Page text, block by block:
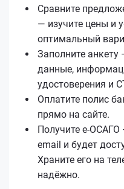
Сравните
— изучите цены и
оптимальный
Заполните анкету
данные,
удостоверения и
Оплатите полис
прямо на сайте.
Получите
email и будет
Храните его на
надёжно.